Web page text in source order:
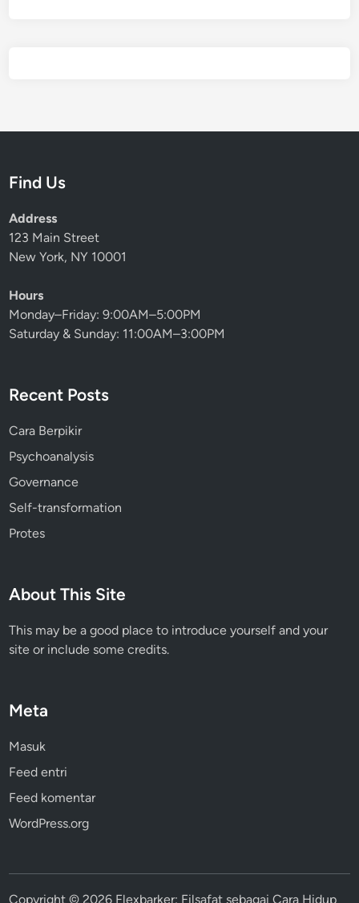
Find Us
Address
123 Main Street
New York, NY 10001
Hours
Monday–Friday: 9:00AM–5:00PM
Saturday & Sunday: 11:00AM–3:00PM
Recent Posts
Cara Berpikir
Psychoanalysis
Governance
Self-transformation
Protes
About This Site
This may be a good place to introduce yourself and your
site or include some credits.
Meta
Masuk
Feed entri
Feed komentar
WordPress.org
Copyright © 2026 Flexbarker: Filsafat sebagai Cara Hidup